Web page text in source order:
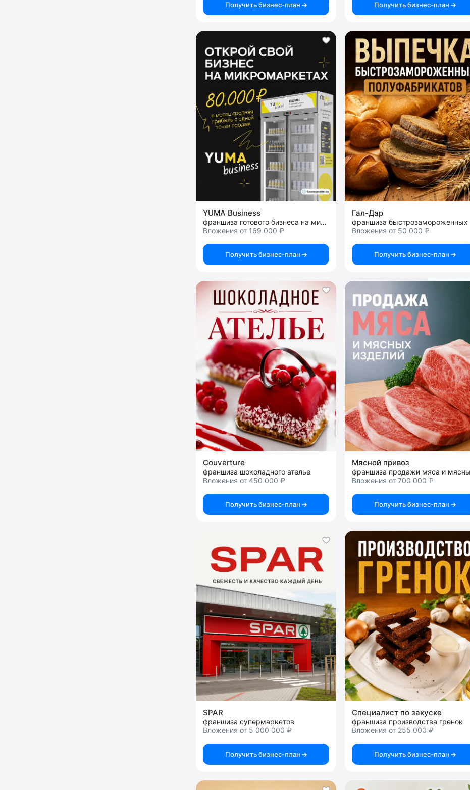
Получить бизнес-план Получить бизнес-план
YUMA Business
франшиза готового бизнеса на микромаркетах
Вложения от 169 000 ₽
Получить бизнес-план
Гал-Дар
Вложения от 50 000 ₽
Получить бизнес-план
Couverture
франшиза шоколадного ателье
Вложения от 450 000 ₽
Получить бизнес-план
Мясной привоз
Вложения от 700 000 ₽
Получить бизнес-план
SPAR
франшиза супермаркетов
Вложения от 5 000 000 ₽
Получить бизнес-план
Специалист по закуске
франшиза производства гренок
Вложения от 255 000 ₽
Получить бизнес-план